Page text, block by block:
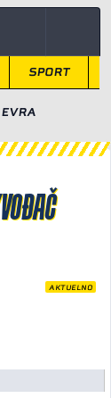
SPORT
AKTUELNO